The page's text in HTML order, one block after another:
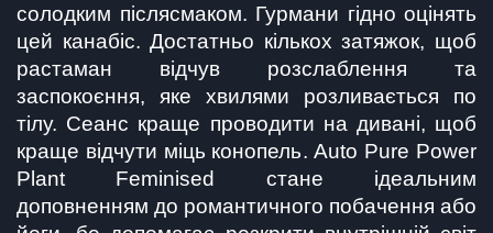
солодким післясмаком. Гурмани гідно оцінять
цей канабіс. Достатньо кількох затяжок, щоб
растаман відчув розслаблення та
заспокоєння, яке хвилями розливається по
тілу. Сеанс краще проводити на дивані, щоб
краще відчути міць конопель. Auto Pure Power
Plant Feminised стане ідеальним
доповненням до романтичного побачення або